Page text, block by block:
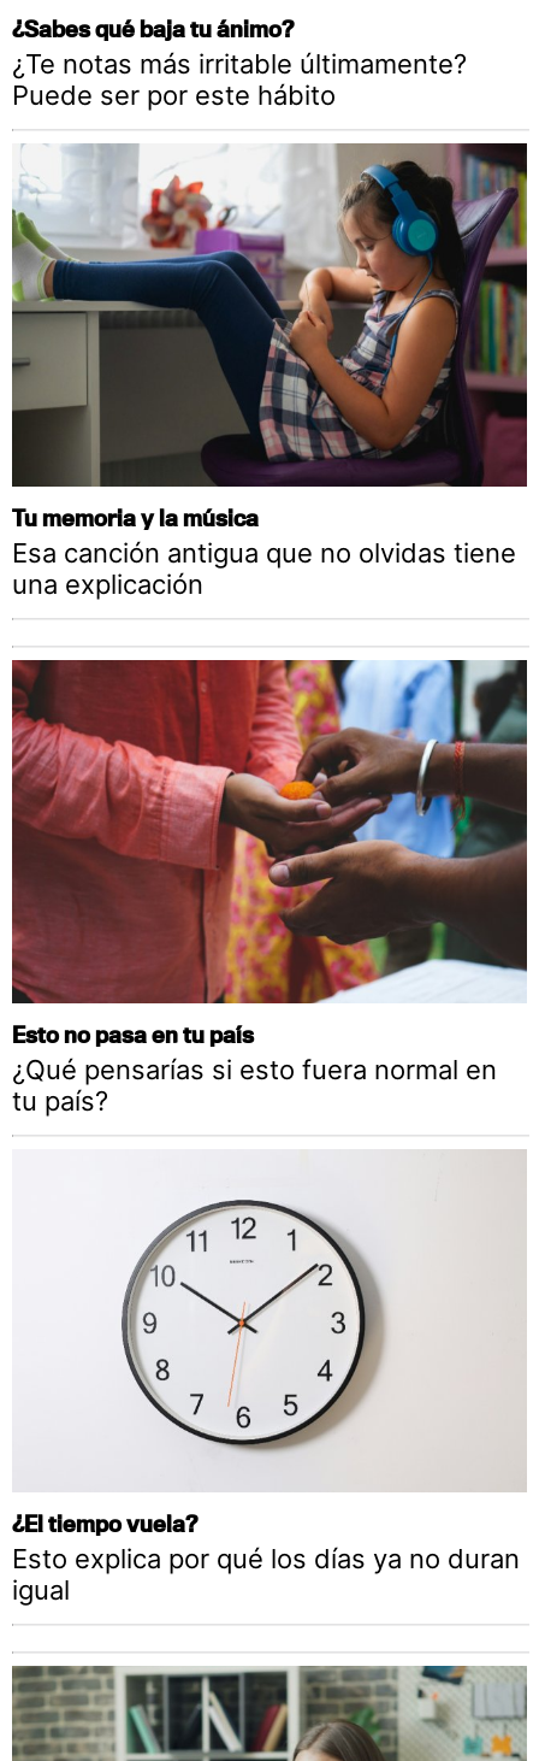
¿Sabes qué baja tu ánimo?
¿Te notas más irritable últimamente?
Puede ser por este hábito
Tu memoria y la música
Esa canción antigua que no olvidas tiene
una explicación
Esto no pasa en tu país
¿Qué pensarías si esto fuera normal en
tu país?
¿El tiempo vuela?
Esto explica por qué los días ya no duran
igual